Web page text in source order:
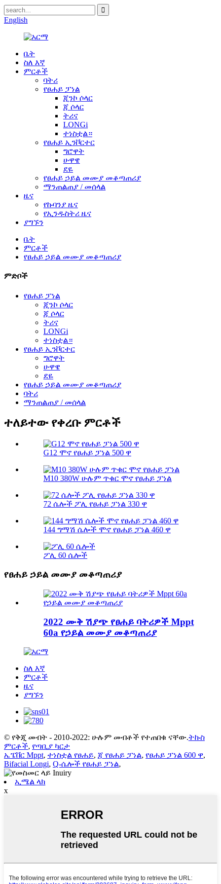
English
ቤት
ስለ እኛ
ምርቶች
ባትሪ
የፀሐይ ፓነል
ጂንኮ ሶላር
ጃ ሶላር
ትሪና
LONGi
ተነስቷል።
የፀሐይ ኢንቮርተር
ግሮዋት
ሁዋዌ
ደዬ
የፀሐይ ኃይል መሙያ መቆጣጠሪያ
ማንጠልጠያ / መሰላል
ዜና
የኩባንያ ዜና
የኢንዱስትሪ ዜና
ያግኙን
ቤት
ምርቶች
የፀሐይ ኃይል መሙያ መቆጣጠሪያ
ምድቦች
የፀሐይ ፓነል
ጂንኮ ሶላር
ጃ ሶላር
ትሪና
LONGi
ተነስቷል።
የፀሐይ ኢንቮርተር
ግሮዋት
ሁዋዌ
ደዬ
የፀሐይ ኃይል መሙያ መቆጣጠሪያ
ባትሪ
ማንጠልጠያ / መሰላል
ተለይተው የቀረቡ ምርቶች
G12 ሞኖ የፀሐይ ፓነል 500 ዋ
M10 380W ሁሉም ጥቁር ሞኖ የፀሐይ ፓነል
72 ሴሎች ፖሊ የፀሐይ ፓነል 330 ዋ
144 ግማሽ ሴሎች ሞኖ የፀሐይ ፓነል 460 ዋ
ፖሊ 60 ሴሎች
የፀሐይ ኃይል መሙያ መቆጣጠሪያ
2022 ሙቅ ሽያጭ የፀሐይ ባትሪዎች Mppt
60a የኃይል መሙያ መቆጣጠሪያ
ስለ እኛ
ምርቶች
ዜና
ያግኙን
© የቅጂ መብት - 2010-2022: ሁሉም መብቶች የተጠበቁ ናቸው.ትኩስ
ምርቶች, የጣቢያ ካርታ
ኤፔቨር Mppt, ተነስቷል የፀሐይ, ጃ የፀሐይ ፓነል, የፀሐይ ፓነል 600 ዋ,
Bifacial Longi, Q-ሴሎች የፀሐይ ፓነል,
ኢሜል ላክ
x